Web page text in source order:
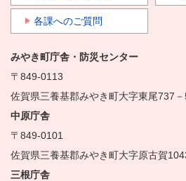
各課へのご質問
みやき町庁舎・防災センター
〒849-0113
佐賀県三養基郡みやき町大字東尾737
中原庁舎
〒849-0101
佐賀県三養基郡みやき町大字原古賀
三根庁舎